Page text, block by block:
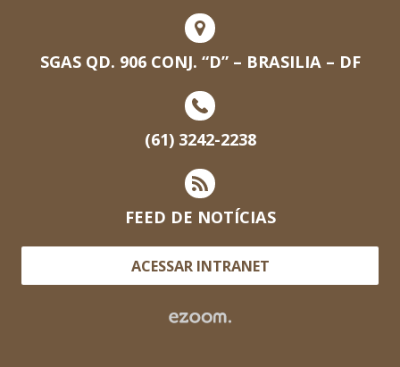
SGAS QD. 906 CONJ. “D” – BRASILIA – DF
(61) 3242-2238
FEED DE NOTÍCIAS
ACESSAR INTRANET